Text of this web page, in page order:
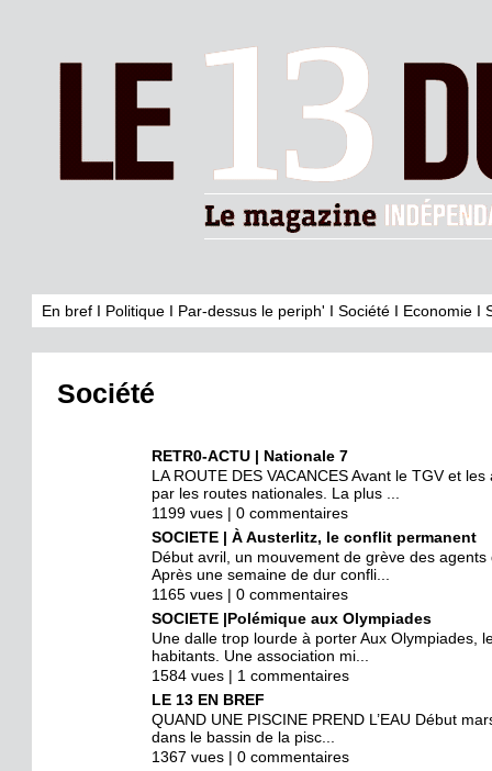
En bref I Politique I Par-dessus le periph' I Société I Economie I
Société
RETR0-ACTU | Nationale 7
LA ROUTE DES VACANCES Avant le TGV et
par les routes nationales. La plus ...
1199 vues | 0 commentaires
SOCIETE | À Austerlitz, le conflit permanent
Début avril, un mouvement de grève des
Après une semaine de dur confli...
1165 vues | 0 commentaires
SOCIETE |Polémique aux Olympiades
Une dalle trop lourde à porter Aux Olympiades,
habitants. Une association mi...
1584 vues | 1 commentaires
LE 13 EN BREF
QUAND UNE PISCINE PREND L’EAU Début
dans le bassin de la pisc...
1367 vues | 0 commentaires